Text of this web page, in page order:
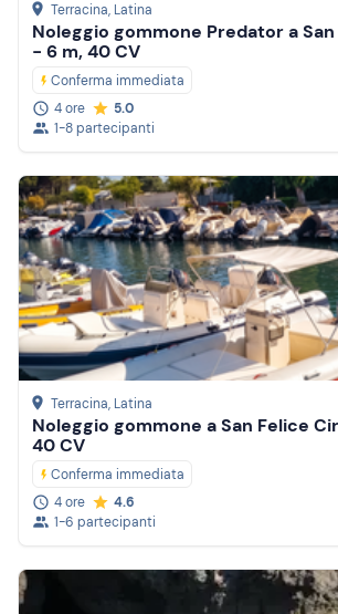
Terracina, Latina
Noleggio gommone Predator a
- 6 m, 40 CV
Conferma immediata
4 ore
5.0
1-8 partecipanti
Terracina, Latina
Noleggio gommone a San Felice
40 CV
Conferma immediata
4 ore
4.6
1-6 partecipanti